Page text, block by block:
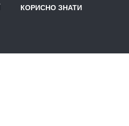
КОРИСНО ЗНАТИ